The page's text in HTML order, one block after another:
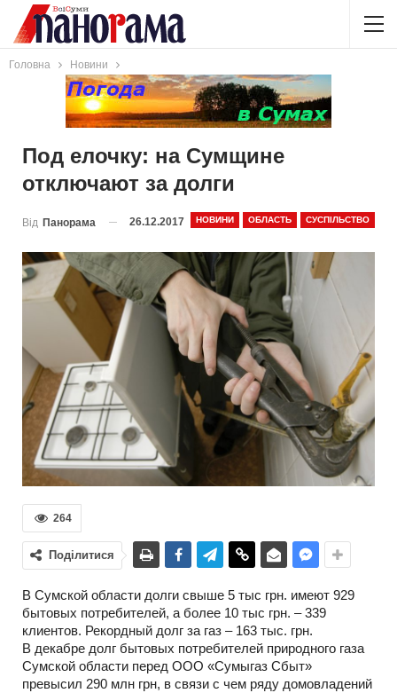
Головна Новини
Под елочку: на Сумщине
отключают за долги
НОВИНИ ОБЛАСТЬ СУСПІЛЬСТВО
Від Панорама 26.12.2017
264
Поділитися
В Сумской области долги свыше 5 тыс грн. имеют 929
бытовых потребителей, а более 10 тыс грн. – 339
клиентов. Рекордный долг за газ – 163 тыс. грн.
В декабре долг бытовых потребителей природного газа
Сумской области перед ООО «Сумыгаз Сбыт»
превысил 290 млн грн, в связи с чем ряду домовладений